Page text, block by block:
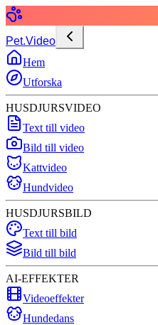
Pet.Video
Hem
Utforska
HUSDJURSVIDEO
Text till video
Bild till video
Kattvideo
Hundvideo
HUSDJURSBILD
Text till bild
Bild till bild
AI-EFFEKTER
Videoeffekter
Hundedans